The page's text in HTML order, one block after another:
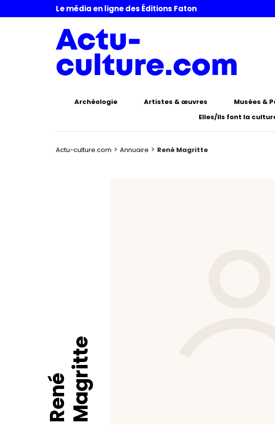
Le média en ligne des Éditions Faton
Archéologie Artistes & œuvres Musées &
Elles/Ils font la
Actu-culture.com > Annuaire > René Magritte
RenéMagritte